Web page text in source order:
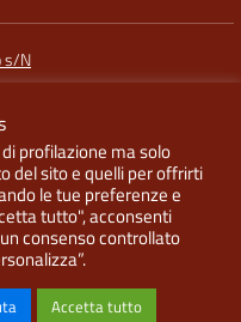
s/N
Argentia) - MIRI10302L
progetto di Designers Italia
profilazione ma solo
del sito e quelli per offrirti
le tue preferenze e
tutto", acconsenti
consenso controllato
Accetta tutto